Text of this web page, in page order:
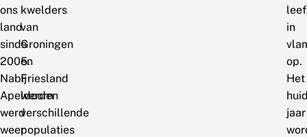
ons
land
sinds
2005.
Nabij
Apeldoorn
werd
weer
kwelders
van
Groningen
en
Friesland
werden
verschillende
populaties
in
op.
Het
jaar